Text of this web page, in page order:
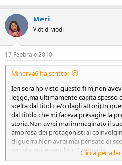
Meri
Viôt di viodi
17 Febbraio 2010
Minerva6 ha scritto:
Ieri sera ho visto questo film,non
leggo,ma ultimamente capita spesso
scelta dal titolo e/o dagli attori).In
dal titolo che mi faceva presagire la
storia.Non avrei mai immaginato il
amorosa dei protagonisti al
di guerra.Non avrei mai pensato di
nazista,pur essendo in Germania.
La sua vergogna per essere
Clicca per